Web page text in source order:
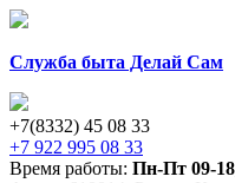
Служба быта Делай Сам
+7(8332) 45 08 33
+7 922 995 08 33
Время работы: Пн-Пт 09-18